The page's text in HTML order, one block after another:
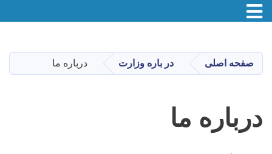
main
content
Toggle navigation
صفحه اصلی در باره وزارت درباره ما
درباره ما